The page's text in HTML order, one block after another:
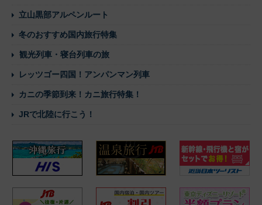
立山黒部アルペンルート
冬のおすすめ国内旅行特集
観光列車・寝台列車の旅
レッツゴー四国！アンパンマン列車
カニの季節到来！カニ旅行特集！
JRで北陸に行こう！